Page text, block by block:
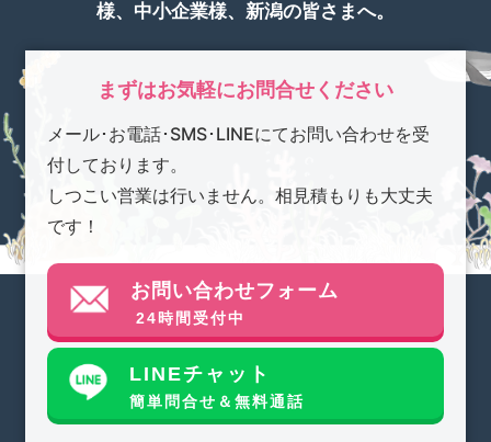
様、中小企業様、新潟の皆さまへ。
まずはお気軽にお問合せください
メール･お電話･SMS･LINEにてお問い合わせを受
付しております。
しつこい営業は行いません。相見積もりも大丈夫
です！
お問い合わせフォーム
24時間受付中
LINEチャット
簡単問合せ＆無料通話